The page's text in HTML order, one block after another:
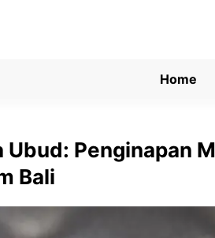
Home
Penginapan
Bali